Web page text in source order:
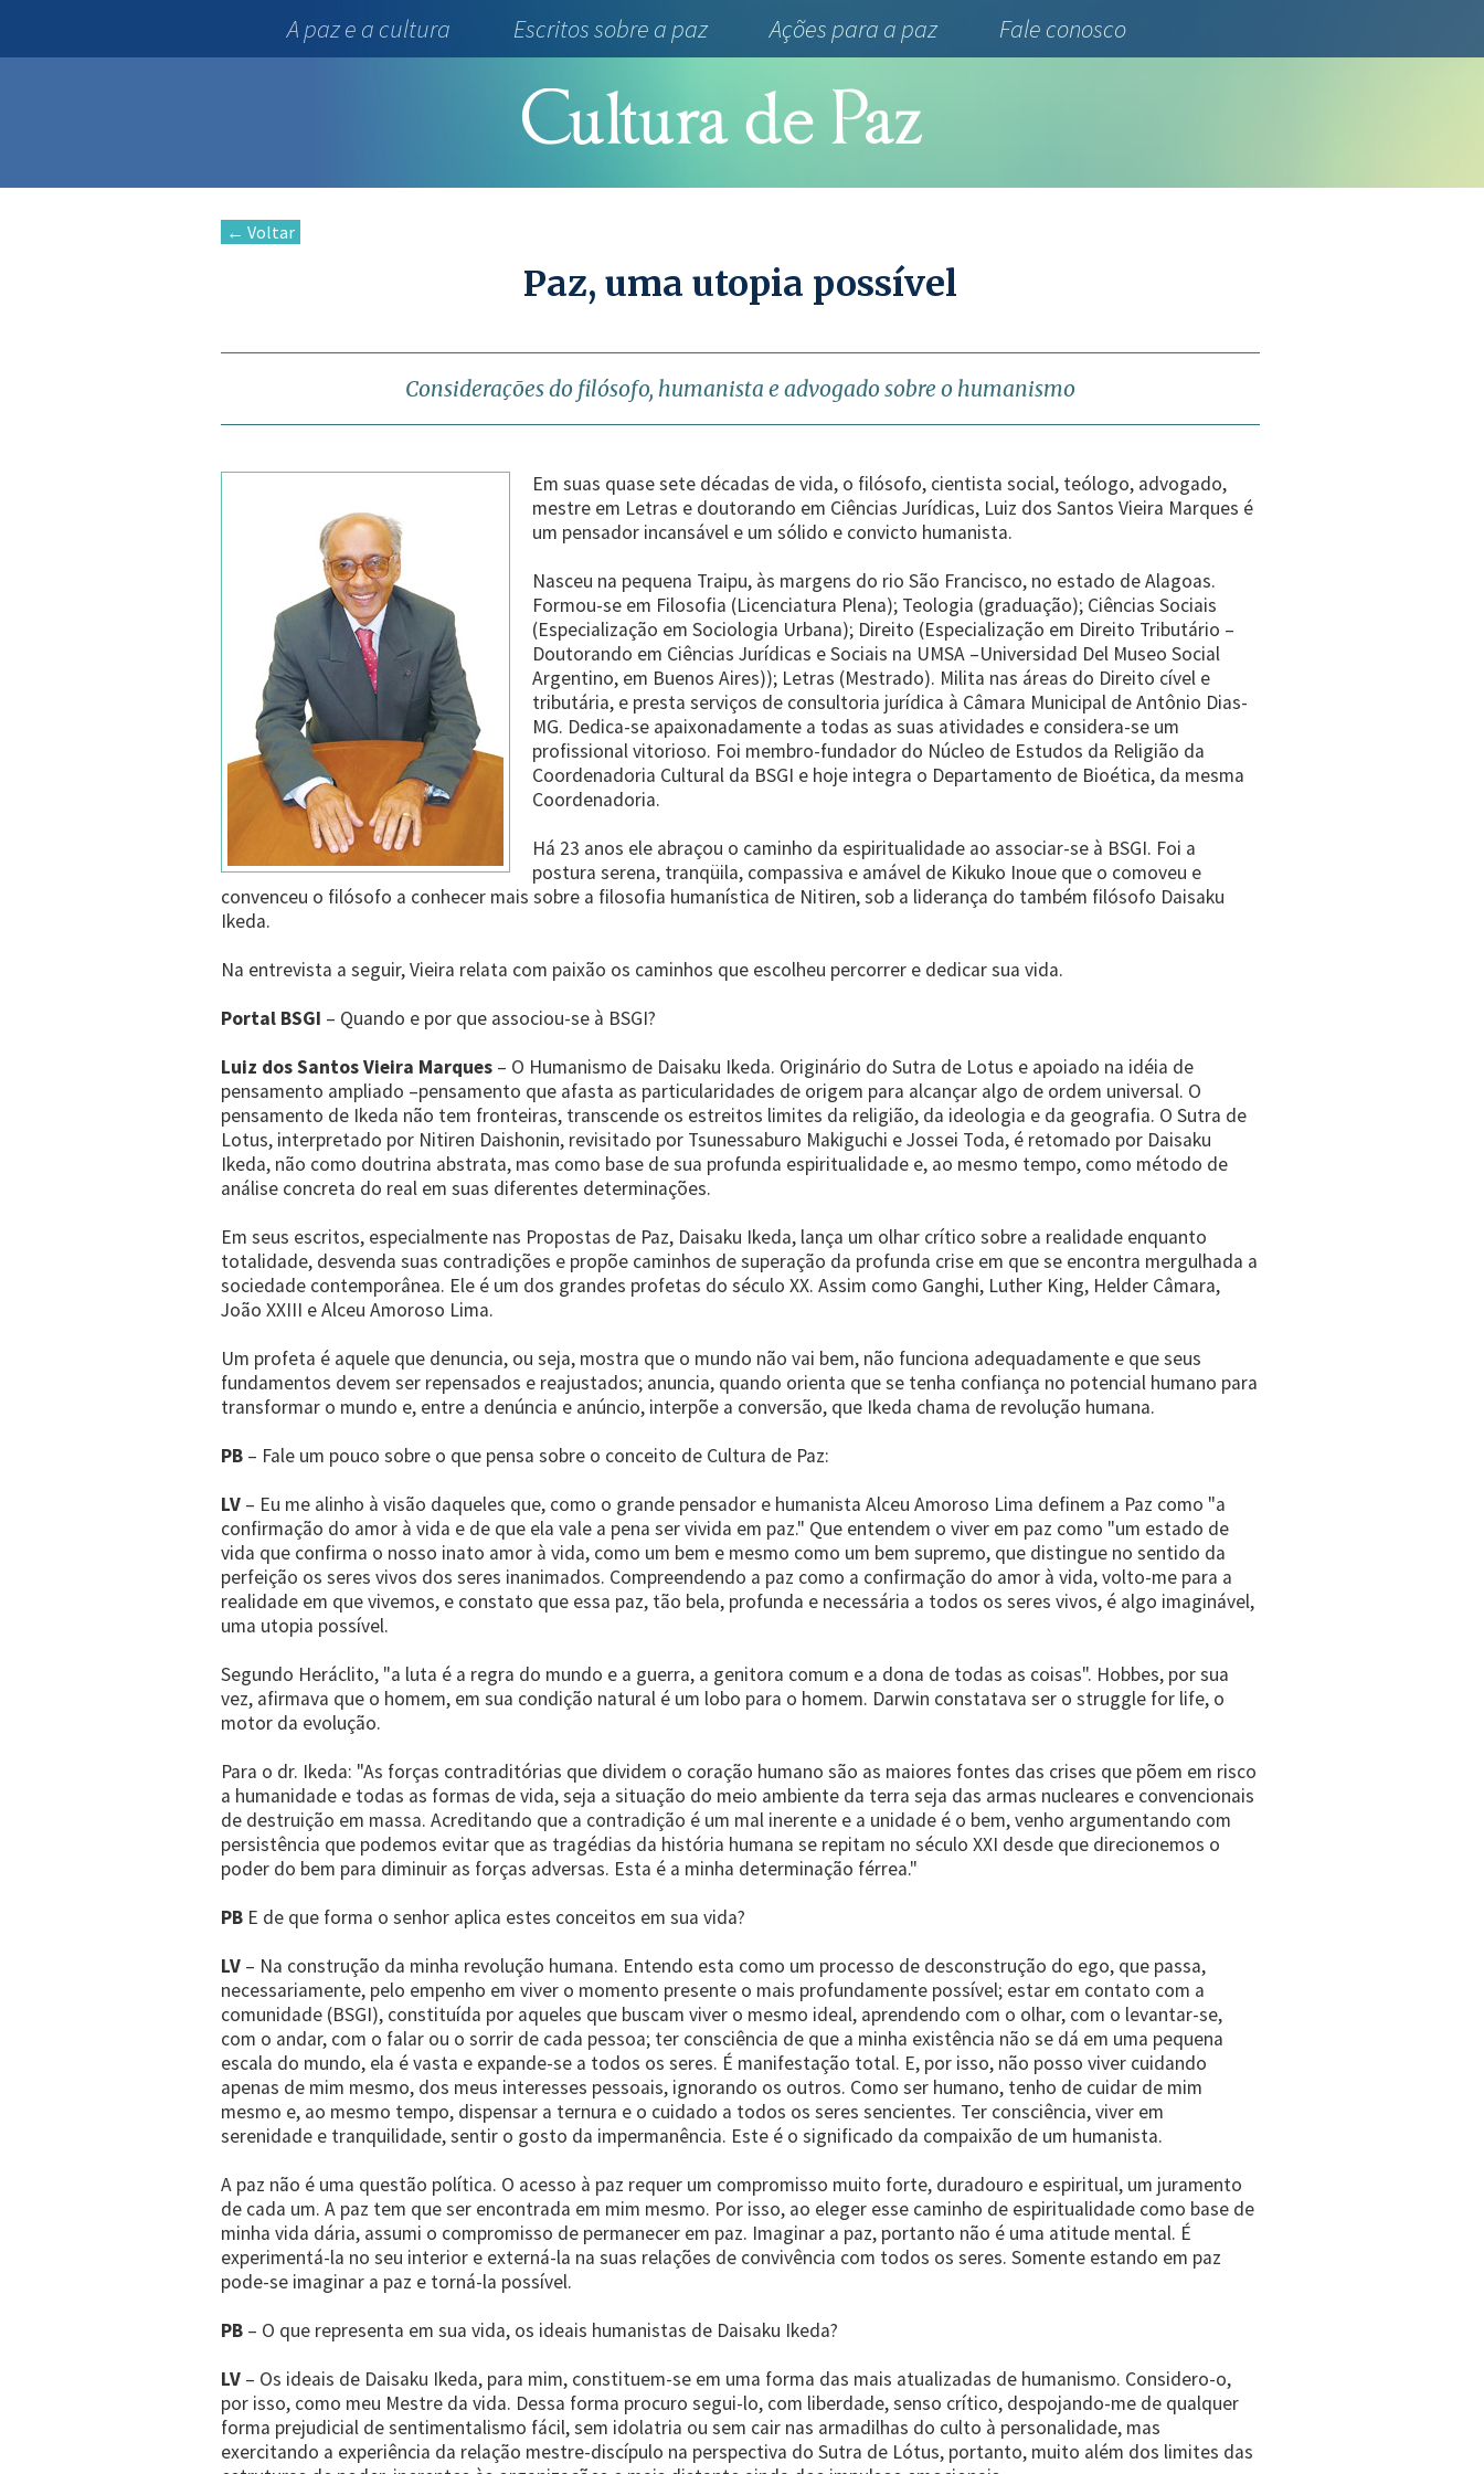
A paz e a cultura Escritos sobre a paz Ações para a paz Fale conosco
← Voltar
Paz, uma utopia possível
Considerações do filósofo, humanista e advogado sobre o humanismo
Em suas quase sete décadas de vida, o filósofo, cientista social, teólogo, advogado,
mestre em Letras e doutorando em Ciências Jurídicas, Luiz dos Santos Vieira Marques é
um pensador incansável e um sólido e convicto humanista.
Nasceu na pequena Traipu, às margens do rio São Francisco, no estado de Alagoas.
Formou-se em Filosofia (Licenciatura Plena); Teologia (graduação); Ciências Sociais
(Especialização em Sociologia Urbana); Direito (Especialização em Direito Tributário –
Doutorando em Ciências Jurídicas e Sociais na UMSA –Universidad Del Museo Social
Argentino, em Buenos Aires)); Letras (Mestrado). Milita nas áreas do Direito cível e
tributária, e presta serviços de consultoria jurídica à Câmara Municipal de Antônio Dias-
MG. Dedica-se apaixonadamente a todas as suas atividades e considera-se um
profissional vitorioso. Foi membro-fundador do Núcleo de Estudos da Religião da
Coordenadoria Cultural da BSGI e hoje integra o Departamento de Bioética, da mesma
Coordenadoria.
Há 23 anos ele abraçou o caminho da espiritualidade ao associar-se à BSGI. Foi a
postura serena, tranqüila, compassiva e amável de Kikuko Inoue que o comoveu e
convenceu o filósofo a conhecer mais sobre a filosofia humanística de Nitiren, sob a liderança do também filósofo Daisaku
Ikeda.
Na entrevista a seguir, Vieira relata com paixão os caminhos que escolheu percorrer e dedicar sua vida.
Portal BSGI – Quando e por que associou-se à BSGI?
Luiz dos Santos Vieira Marques– O Humanismo de Daisaku Ikeda. Originário do Sutra de Lotus e apoiado na idéia de
pensamento ampliado –pensamento que afasta as particularidades de origem para alcançar algo de ordem universal. O
pensamento de Ikeda não tem fronteiras, transcende os estreitos limites da religião, da ideologia e da geografia. O Sutra de
Lotus, interpretado por Nitiren Daishonin, revisitado por Tsunessaburo Makiguchi e Jossei Toda, é retomado por Daisaku
Ikeda, não como doutrina abstrata, mas como base de sua profunda espiritualidade e, ao mesmo tempo, como método de
análise concreta do real em suas diferentes determinações.
Em seus escritos, especialmente nas Propostas de Paz, Daisaku Ikeda, lança um olhar crítico sobre a realidade enquanto
totalidade, desvenda suas contradições e propõe caminhos de superação da profunda crise em que se encontra mergulhada a
sociedade contemporânea. Ele é um dos grandes profetas do século XX. Assim como Ganghi, Luther King, Helder Câmara,
João XXIII e Alceu Amoroso Lima.
Um profeta é aquele que denuncia, ou seja, mostra que o mundo não vai bem, não funciona adequadamente e que seus
fundamentos devem ser repensados e reajustados; anuncia, quando orienta que se tenha confiança no potencial humano para
transformar o mundo e, entre a denúncia e anúncio, interpõe a conversão, que Ikeda chama de revolução humana.
PB– Fale um pouco sobre o que pensa sobre o conceito de Cultura de Paz:
LV– Eu me alinho à visão daqueles que, como o grande pensador e humanista Alceu Amoroso Lima definem a Paz como "a
confirmação do amor à vida e de que ela vale a pena ser vivida em paz." Que entendem o viver em paz como "um estado de
vida que confirma o nosso inato amor à vida, como um bem e mesmo como um bem supremo, que distingue no sentido da
perfeição os seres vivos dos seres inanimados. Compreendendo a paz como a confirmação do amor à vida, volto-me para a
realidade em que vivemos, e constato que essa paz, tão bela, profunda e necessária a todos os seres vivos, é algo imaginável,
uma utopia possível.
Segundo Heráclito, "a luta é a regra do mundo e a guerra, a genitora comum e a dona de todas as coisas". Hobbes, por sua
vez, afirmava que o homem, em sua condição natural é um lobo para o homem. Darwin constatava ser o struggle for life, o
motor da evolução.
Para o dr. Ikeda: "As forças contraditórias que dividem o coração humano são as maiores fontes das crises que põem em risco
a humanidade e todas as formas de vida, seja a situação do meio ambiente da terra seja das armas nucleares e convencionais
de destruição em massa. Acreditando que a contradição é um mal inerente e a unidade é o bem, venho argumentando com
persistência que podemos evitar que as tragédias da história humana se repitam no século XXI desde que direcionemos o
poder do bem para diminuir as forças adversas. Esta é a minha determinação férrea."
PBE de que forma o senhor aplica estes conceitos em sua vida?
LV– Na construção da minha revolução humana. Entendo esta como um processo de desconstrução do ego, que passa,
necessariamente, pelo empenho em viver o momento presente o mais profundamente possível; estar em contato com a
comunidade (BSGI), constituída por aqueles que buscam viver o mesmo ideal, aprendendo com o olhar, com o levantar-se,
com o andar, com o falar ou o sorrir de cada pessoa; ter consciência de que a minha existência não se dá em uma pequena
escala do mundo, ela é vasta e expande-se a todos os seres. É manifestação total. E, por isso, não posso viver cuidando
apenas de mim mesmo, dos meus interesses pessoais, ignorando os outros. Como ser humano, tenho de cuidar de mim
mesmo e, ao mesmo tempo, dispensar a ternura e o cuidado a todos os seres sencientes. Ter consciência, viver em
serenidade e tranquilidade, sentir o gosto da impermanência. Este é o significado da compaixão de um humanista.
A paz não é uma questão política. O acesso à paz requer um compromisso muito forte, duradouro e espiritual, um juramento
de cada um. A paz tem que ser encontrada em mim mesmo. Por isso, ao eleger esse caminho de espiritualidade como base de
minha vida dária, assumi o compromisso de permanecer em paz. Imaginar a paz, portanto não é uma atitude mental. É
experimentá-la no seu interior e externá-la na suas relações de convivência com todos os seres. Somente estando em paz
pode-se imaginar a paz e torná-la possível.
PB– O que representa em sua vida, os ideais humanistas de Daisaku Ikeda?
LV– Os ideais de Daisaku Ikeda, para mim, constituem-se em uma forma das mais atualizadas de humanismo. Considero-o,
por isso, como meu Mestre da vida. Dessa forma procuro segui-lo, com liberdade, senso crítico, despojando-me de qualquer
forma prejudicial de sentimentalismo fácil, sem idolatria ou sem cair nas armadilhas do culto à personalidade, mas
exercitando a experiência da relação mestre-discípulo na perspectiva do Sutra de Lótus, portanto, muito além dos limites das